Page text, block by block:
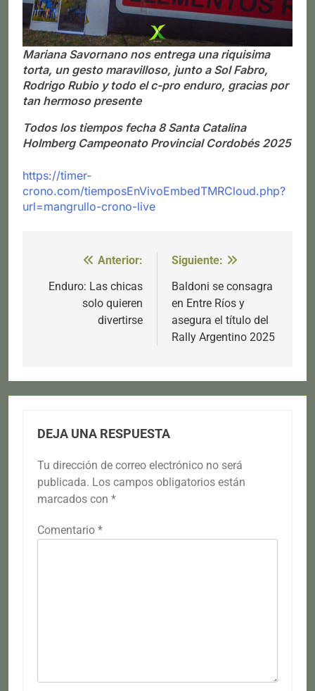
Mariana Savornano nos entrega una riquisima
torta, un gesto maravilloso, junto a Sol Fabro,
Rodrigo Rubio y todo el c-pro enduro, gracias por
tan hermoso presente
Todos los tiempos fecha 8 Santa Catalina
Holmberg Campeonato Provincial Cordobés 2025
https://timer-
crono.com/tiemposEnVivoEmbedTMRCloud.php?
url=mangrullo-crono-live
Navegación
de
entradas
Anterior:
Enduro: Las chicas
solo quieren
divertirse
Siguiente:
Baldoni se consagra
en Entre Ríos y
asegura el título del
Rally Argentino 2025
DEJA UNA RESPUESTA
Tu dirección de correo electrónico no será
publicada. Los campos obligatorios están
marcados con *
Comentario *